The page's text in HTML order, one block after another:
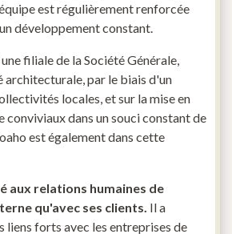
est régulièrement renforcée
développement constant.
filiale de la Société Générale,
architecturale, par le biais d'un
locales, et sur la mise en
conviviaux dans un souci constant de
est également dans cette
aux relations humaines de
qu'avec ses clients. Il a
liens forts avec les entreprises de